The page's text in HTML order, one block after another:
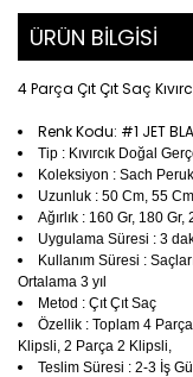
ÜRÜN BİLGİSİ
4 Parça Çıt Çıt Saç
Renk Kodu: #1 JET
Tip : Kıvırcık Doğal
Koleksiyon : Sach Peruk
Uzunluk : 50 Cm, 55
Ağırlık : 160 Gr, 180 Gr,
Uygulama Süresi : 3
Kullanım Süresi :
Ortalama 3 yıl
Metod : Çıt Çıt Saç
Özellik : Toplam 4
Klipsli, 2 Parça 2 Klipsli,
Teslim Süresi : 2-3 İş